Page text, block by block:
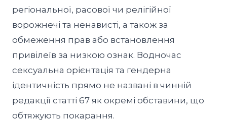
регіональної, расової чи релігійної
ворожнечі та ненависті, а також за
обмеження прав або встановлення
привілеїв за низкою ознак. Водночас
сексуальна орієнтація та гендерна
ідентичність прямо не названі в чинній
редакції статті 67 як окремі обставини, що
обтяжують покарання.